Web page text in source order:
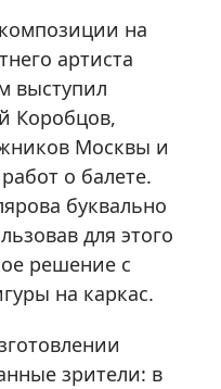
на
артиста
выступил
Коробцов,
Москвы и
о балете.
буквально
для этого
решение с
на каркас.
зрители: в